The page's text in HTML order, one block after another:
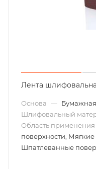
Лента
Основа — Бумажная
Шлифовальный
Область применения
поверхности,
Шпатлеванные